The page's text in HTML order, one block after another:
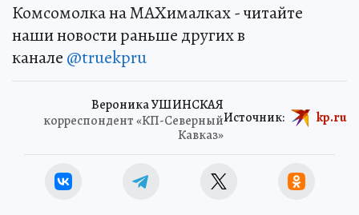
Комсомолка на MAXималках - читайте
наши новости раньше других в
канале @truekpru
Вероника УШИНСКАЯ
корреспондент «КП-Северный
Кавказ»
Источник: kp.ru